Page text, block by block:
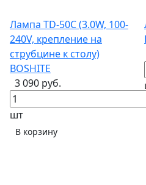
Лампа TD-50C (3.0W, 100-
240V, крепление на
струбцине к столу)
BOSHITE
3 090 руб.
шт
В корзину